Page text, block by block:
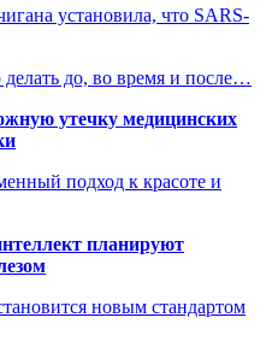
установила, что SARS-
до, во время и после…
утечку медицинских
подход к красоте и
планируют
новым стандартом